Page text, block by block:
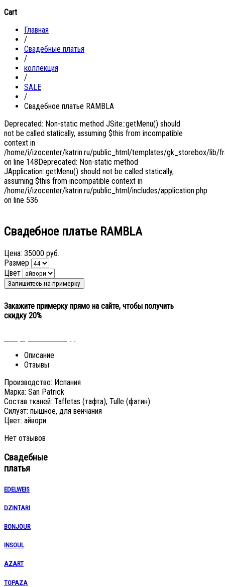
Cart
Главная
/
Свадебные платья
/
коллекция
/
SALE
/
Свадебное платье RAMBLA
Deprecated: Non-static method JSite::getMenu() should
not be called statically, assuming $this from incompatible
context in
/home/i/izocenter/katrin.ru/public_html/templates/gk_storebox/lib/
on line 148Deprecated: Non-static method
JApplication::getMenu() should not be called statically,
assuming $this from incompatible context in
/home/i/izocenter/katrin.ru/public_html/includes/application.php
on line 536
Свадебное платье RAMBLA
Цена: 35000 руб.
Размер
Цвет
Закажите примерку прямо на сайте, чтобы получить
скидку 20%
Описание
Отзывы
Производство: Испания
Марка: San Patrick
Состав тканей: Taffetas (тафта), Tulle (фатин)
Силуэт: пышное, для венчания
Цвет: айвори
Нет отзывов
Свадебные
платья
EDELWEIS
DZINTARI
BONJOUR
INSOUL
AZART
TOPAZA